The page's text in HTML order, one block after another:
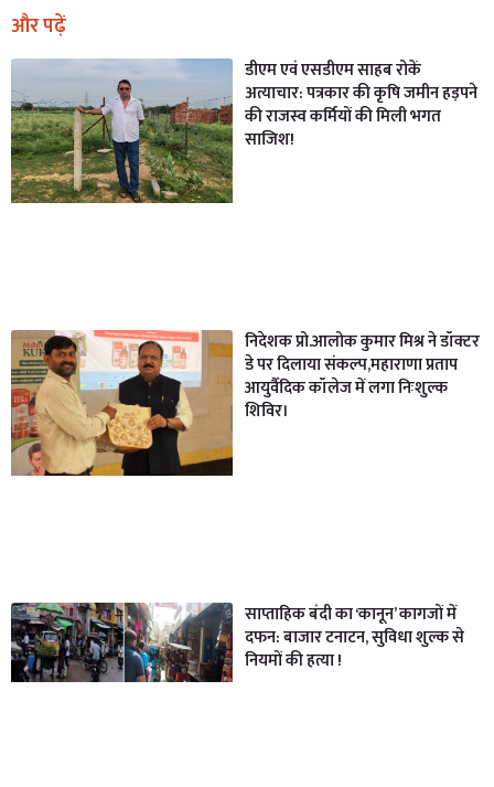
और पढ़ें
डीएम एवं एसडीएम साहब रोकें
अत्याचार: पत्रकार की कृषि जमीन हड़पने
की राजस्व कर्मियों की मिली भगत
साजिश!
निदेशक प्रो.आलोक कुमार मिश्र ने डॉक्टर
डे पर दिलाया संकल्प,महाराणा प्रताप
आयुर्वैदिक कॉलेज में लगा निःशुल्क
शिविर।
साप्ताहिक बंदी का ‘कानून’ कागजों में
दफन: बाजार टनाटन, सुविधा शुल्क से
नियमों की हत्या !